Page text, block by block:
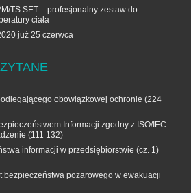
TS SET – profesjonalny zestaw do
ciała
już 25 czerwca
obowiązkowej ochronie (224
Informacji zgodny z ISO/IEC
(111 132)
informacji w przedsiębiorstwie (cz. 1)
bezpieczeństwa pożarowego w ewakuacji